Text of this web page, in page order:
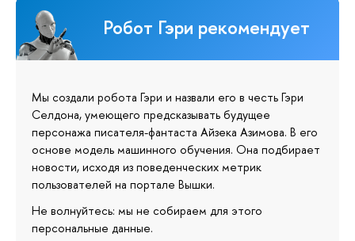
Робот Гэри рекомендует
Мы создали робота Гэри и назвали его в честь Гэри
Селдона, умеющего предсказывать будущее
персонажа писателя-фантаста Айзека Азимова. В его
основе модель машинного обучения. Она подбирает
новости, исходя из поведенческих метрик
пользователей на портале Вышки.
Не волнуйтесь: мы не собираем для этого
персональные данные.